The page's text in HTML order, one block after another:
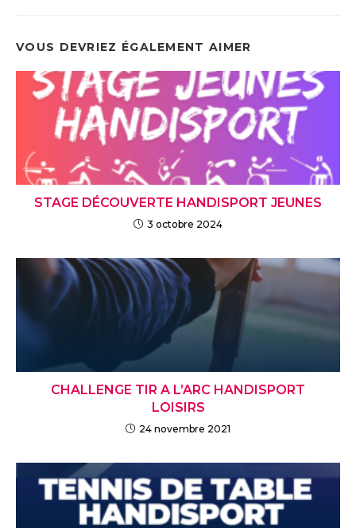
VOUS DEVRIEZ ÉGALEMENT AIMER
STAGE DÉCOUVERTE HANDISPORT JEUNES
3 octobre 2024
CHALLENGE TIR A L’ARC HANDISPORT
LOISIRS
24 novembre 2021